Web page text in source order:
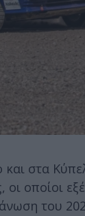
στα
οποίοι
του